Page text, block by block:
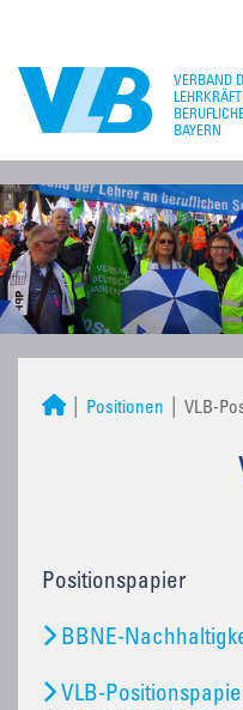
Positionen VLB-
Positionspapier
BBNE-
VLB-